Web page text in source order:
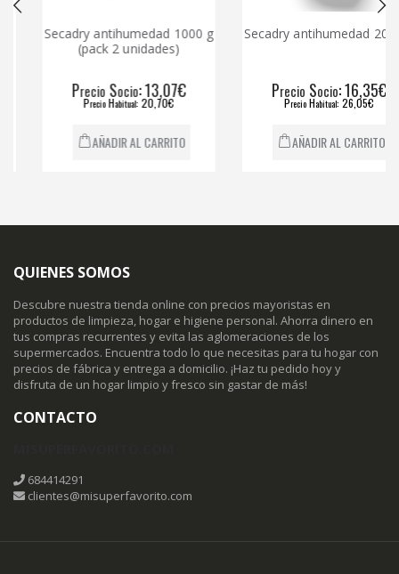
Secadry antihumedad 1000 g
(pack 2 unidades)
recioSocio: 13,07€
recioHabitual: 20,70€
AÑADIR AL CARRITO
Secadry antihumedad 2000 g
recioSocio: 16,35€
recioHabitual: 26,05€
AÑADIR AL CARRITO
QUIENES SOMOS
Descubre nuestra tienda online con precios mayoristas en
productos de limpieza, hogar e higiene personal. Ahorra dinero en
tus compras recurrentes y evita las aglomeraciones de los
supermercados. Encuentra todo lo que necesitas para tu hogar con
precios de fábrica y entrega a domicilio. ¡Haz tu pedido hoy y
disfruta de un hogar limpio y fresco sin gastar de más!
CONTACTO
684414291
clientes@misuperfavorito.com